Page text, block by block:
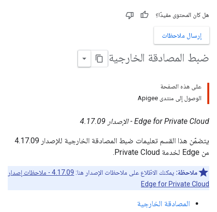
هل كان المحتوى مفيدًا؟
إرسال ملاحظات
ضبط المصادقة الخارجية
على هذه الصفحة
الوصول إلى منتدى Apigee
Edge for Private Cloud - الإصدار 4.17.09
يتضمّن هذا القسم تعليمات ضبط المصادقة الخارجية للإصدار 4.17.09
من Edge لخدمة Private Cloud.
ملاحظة: يمكنك الاطّلاع على ملاحظات الإصدار هنا:
4.17.09 - ملاحظات إصدار
Edge for Private Cloud
المصادقة الخارجية